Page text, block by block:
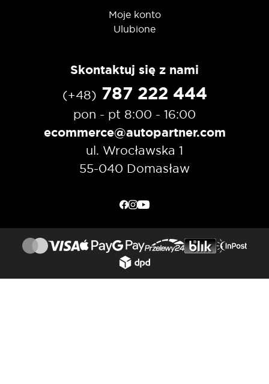
Moje konto
Ulubione
Skontaktuj się z nami
(+48) 787 222 444
pon - pt 8:00 - 16:00
ecommerce@autopartner.com
ul. Wrocławska 1
55-040 Domasław